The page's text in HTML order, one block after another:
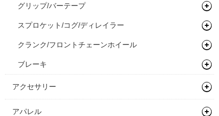
関連パーツ
関連パーツ
リジットフォーク
サスペンションフォーク
グリップ/バーテープ
グリップ
バーテープ
スプロケット/コグ/ディレイラー
シングルコグ
チェーンテンショナー
クランク/フロントチェーンホイール
チェーンリング
ブレーキ
ディスクロ―ター
アクセサリー
バッグ類
アパレル